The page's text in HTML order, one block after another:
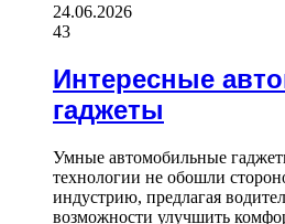
24.06.2026
43
Интересные
гаджеты
Умные автомобильные
технологии не обошли
индустрию, предлагая
возможности улучшить